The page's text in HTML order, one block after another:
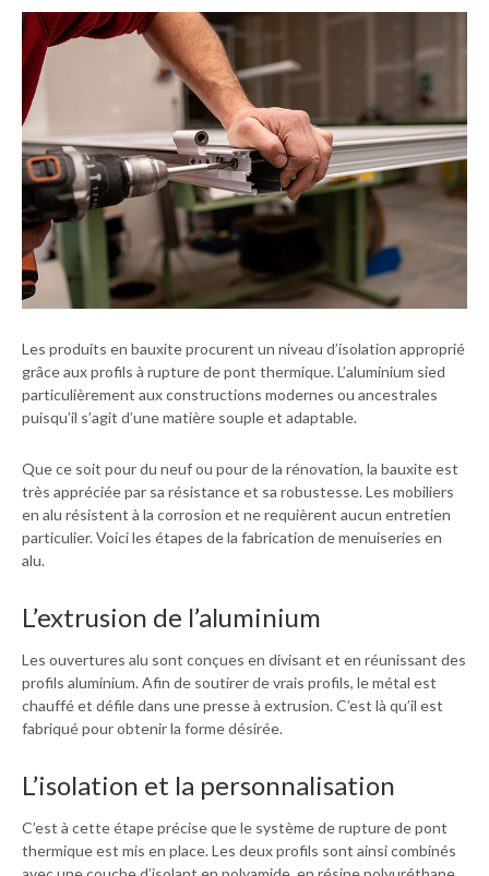
Les produits en bauxite procurent un niveau d’isolation approprié
grâce aux profils à rupture de pont thermique. L’aluminium sied
particulièrement aux constructions modernes ou ancestrales
puisqu’il s’agit d’une matière souple et adaptable.
Que ce soit pour du neuf ou pour de la rénovation, la bauxite est
très appréciée par sa résistance et sa robustesse. Les mobiliers
en alu résistent à la corrosion et ne requièrent aucun entretien
particulier. Voici les étapes de la fabrication de menuiseries en
alu.
L’extrusion de l’aluminium
Les ouvertures alu sont conçues en divisant et en réunissant des
profils aluminium. Afin de soutirer de vrais profils, le métal est
chauffé et défile dans une presse à extrusion. C’est là qu’il est
fabriqué pour obtenir la forme désirée.
L’isolation et la personnalisation
C’est à cette étape précise que le système de rupture de pont
thermique est mis en place. Les deux profils sont ainsi combinés